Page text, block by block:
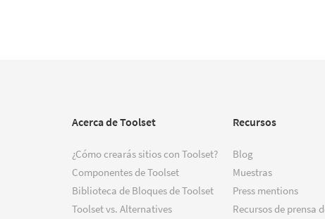
Acerca de Toolset
¿Cómo crearás sitios con Toolset?
Componentes de Toolset
Biblioteca de Bloques de Toolset
Toolset vs. Alternatives
Recursos
Blog
Muestras
Press mentions
Recursos de prensa